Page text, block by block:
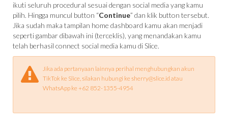
ikuti seluruh procedural sesuai dengan social media yang kamu
pilih. Hingga muncul button “Continue” dan klik button tersebut.
Jika sudah maka tampilan home dashboard kamu akan menjadi
seperti gambar dibawah ini (terceklis), yang menandakan kamu
telah berhasil connect social media kamu di Slice.
 Jika ada pertanyaan lainnya perihal menghubungkan akun
TikTok ke Slice, silakan hubungi ke sherry@slice.id atau
WhatsApp ke +62 852-1355-4954